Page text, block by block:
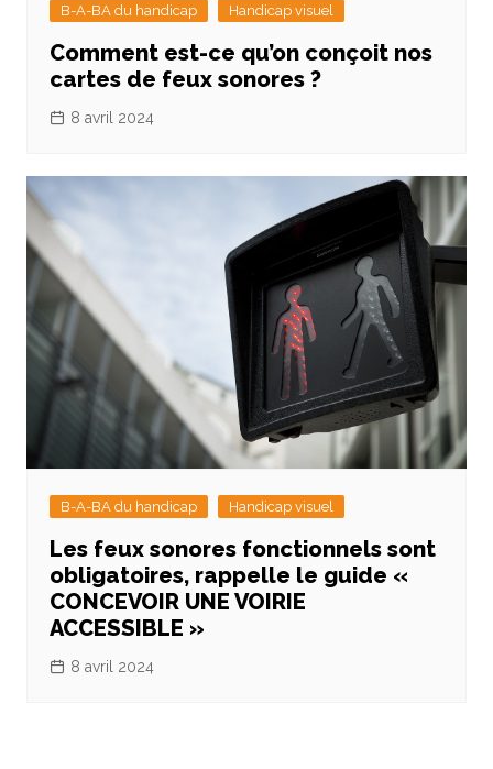
B-A-BA du handicap Handicap visuel
Comment est-ce qu’on conçoit nos
cartes de feux sonores ?
8 avril 2024
B-A-BA du handicap Handicap visuel
Les feux sonores fonctionnels sont
obligatoires, rappelle le guide «
CONCEVOIR UNE VOIRIE
ACCESSIBLE »
8 avril 2024